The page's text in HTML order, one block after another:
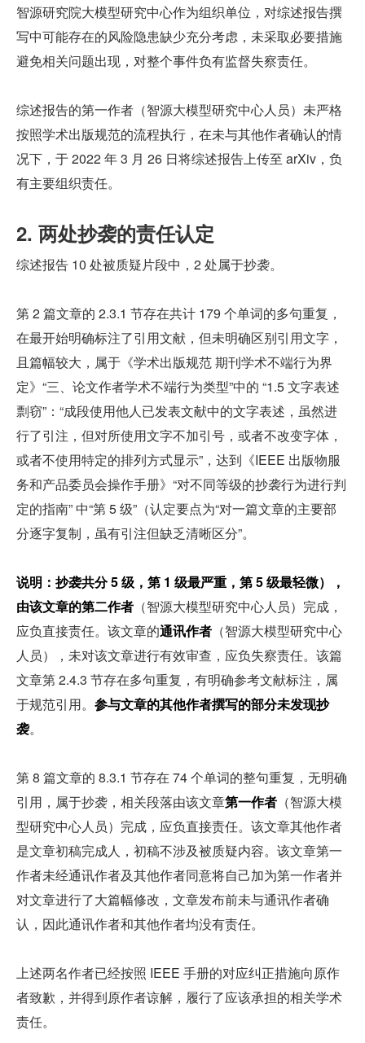
智源研究院大模型研究中心作为组织单位，对综述报告撰
写中可能存在的风险隐患缺少充分考虑，未采取必要措施
避免相关问题出现，对整个事件负有监督失察责任。
综述报告的第一作者（智源大模型研究中心人员）未严格
按照学术出版规范的流程执行，在未与其他作者确认的情
况下，于 2022 年 3 月 26 日将综述报告上传至 arXiv，负
有主要组织责任。
2. 两处抄袭的责任认定
综述报告 10 处被质疑片段中，2 处属于抄袭。
第 2 篇文章的 2.3.1 节存在共计 179 个单词的多句重复，
在最开始明确标注了引用文献，但未明确区别引用文字，
且篇幅较大，属于《学术出版规范 期刊学术不端行为界
定》“三、论文作者学术不端行为类型”中的 “1.5 文字表述
剽窃”：“成段使用他人已发表文献中的文字表述，虽然进
行了引注，但对所使用文字不加引号，或者不改变字体，
或者不使用特定的排列方式显示”，达到《IEEE 出版物服
务和产品委员会操作手册》“对不同等级的抄袭行为进行判
定的指南” 中“第 5 级”（认定要点为“对一篇文章的主要部
分逐字复制，虽有引注但缺乏清晰区分”。
说明： 抄袭共分 5 级，第 1 级最严重，第 5 级最轻微），
由该文章的第二作者 （智源大模型研究中心人员）完成，
应负直接责任。该文章的通讯作者 （智源大模型研究中心
人员），未对该文章进行有效审查，应负失察责任。该篇
文章第 2.4.3 节存在多句重复，有明确参考文献标注，属
于规范引用。 参与文章的其他作者撰写的部分未发现抄
袭。
第 8 篇文章的 8.3.1 节存在 74 个单词的整句重复，无明确
引用，属于抄袭，相关段落由该文章第一作者 （智源大模
型研究中心人员）完成，应负直接责任。该文章其他作者
是文章初稿完成人，初稿不涉及被质疑内容。该文章第一
作者未经通讯作者及其他作者同意将自己加为第一作者并
对文章进行了大篇幅修改，文章发布前未与通讯作者确
认，因此通讯作者和其他作者均没有责任。
上述两名作者已经按照 IEEE 手册的对应纠正措施向原作
者致歉，并得到原作者谅解，履行了应该承担的相关学术
责任。